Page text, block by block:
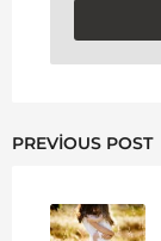
PREVIOUS POST